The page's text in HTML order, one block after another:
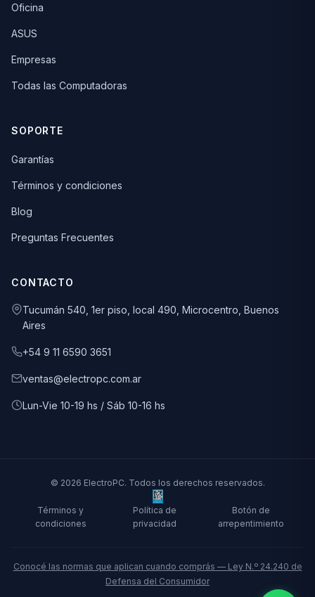
Oficina
ASUS
Empresas
Todas las Computadoras
SOPORTE
Garantías
Términos y condiciones
Blog
Preguntas Frecuentes
CONTACTO
Tucumán 540, 1er piso, local 490, Microcentro, Buenos
Aires
+54 9 11 6590 3651
ventas@electropc.com.ar
Lun-Vie 10-19 hs / Sáb 10-16 hs
© 2026 ElectroPC. Todos los derechos reservados.
Términos y
condiciones
Política de
privacidad
Botón de
arrepentimiento
Conocé las normas que aplican cuando comprás — Ley N.º 24.240 de
Defensa del Consumidor